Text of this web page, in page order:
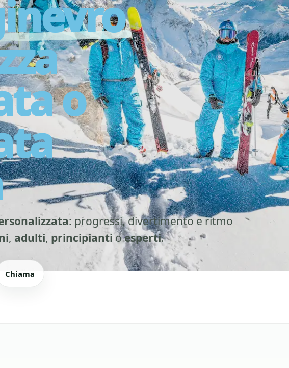
o
: progressi, divertimento e ritmo
, adulti, principiantioesperti.
Chiama